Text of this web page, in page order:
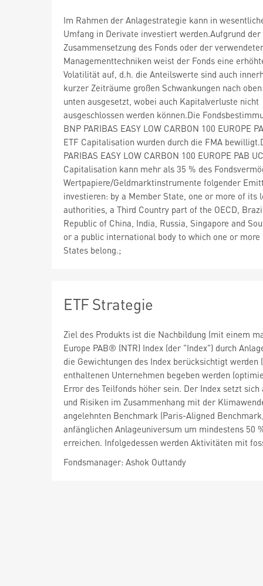
Im Rahmen der Anlagestrategie kann in
Umfang in Derivate investiert werden.Aufgrund der
Zusammensetzung des Fonds oder der
Managementtechniken weist der Fonds eine
Volatilität auf, d.h. die Anteilswerte sind auch
kurzer Zeiträume großen Schwankungen nach
unten ausgesetzt, wobei auch Kapitalverluste nicht
ausgeschlossen werden können.Die
BNP PARIBAS EASY LOW CARBON 100 EUROPE
ETF Capitalisation wurden durch die FMA
PARIBAS EASY LOW CARBON 100 EUROPE PAB
Capitalisation kann mehr als 35 % des
Wertpapiere/Geldmarktinstrumente folgender
investieren: by a Member State, one or more of its
authorities, a Third Country part of the OECD,
Republic of China, India, Russia, Singapore and
or a public international body to which one or more
States belong.;
ETF Strategie
Ziel des Produkts ist die Nachbildung (mit einem
Europe PAB® (NTR) Index (der "Index") durch
die Gewichtungen des Index berücksichtigt
enthaltenen Unternehmen begeben werden
Error des Teilfonds höher sein. Der Index setzt
und Risiken im Zusammenhang mit der
angelehnten Benchmark (Paris-Aligned
anfänglichen Anlageuniversum um mindestens 50
erreichen. Infolgedessen werden Aktivitäten mit
Fondsmanager: Ashok Outtandy